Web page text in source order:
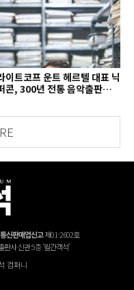
이트코프 운트 헤르텔 대표 닉
콘, 300년 전통 음악출판사의
통신판매업신고제01-2602호
판사 신관 5층 '월간객석'
컴퍼니